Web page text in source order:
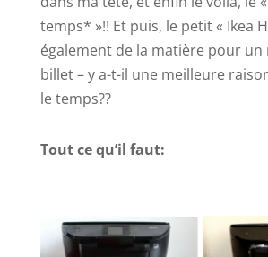
temps* »!! Et puis, le petit « Ikea
également de la matière pour un
billet – y a-t-il une meilleure
le temps??
Tout ce qu’il faut: